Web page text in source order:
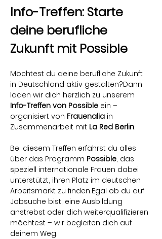
Info-Treffen: Starte
deine berufliche
Zukunft mit Possible
Möchtest du deine berufliche Zukunft
in Deutschland aktiv gestalten?Dann
laden wir dich herzlich zu unserem
Info-Treffen von Possible ein –
organisiert von Frauenalia in
Zusammenarbeit mit La Red Berlin.
Bei diesem Treffen erfährst du alles
über das Programm Possible, das
speziell internationale Frauen dabei
unterstützt, ihren Platz im deutschen
Arbeitsmarkt zu finden.Egal ob du auf
Jobsuche bist, eine Ausbildung
anstrebst oder dich weiterqualifizieren
möchtest – wir begleiten dich auf
deinem Weg.